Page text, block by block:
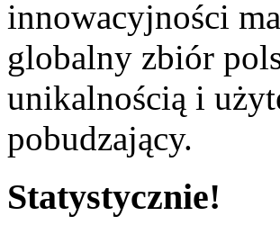
innowacyjności
globalny zbiór
unikalnością i
pobudzający.
Statystycznie!